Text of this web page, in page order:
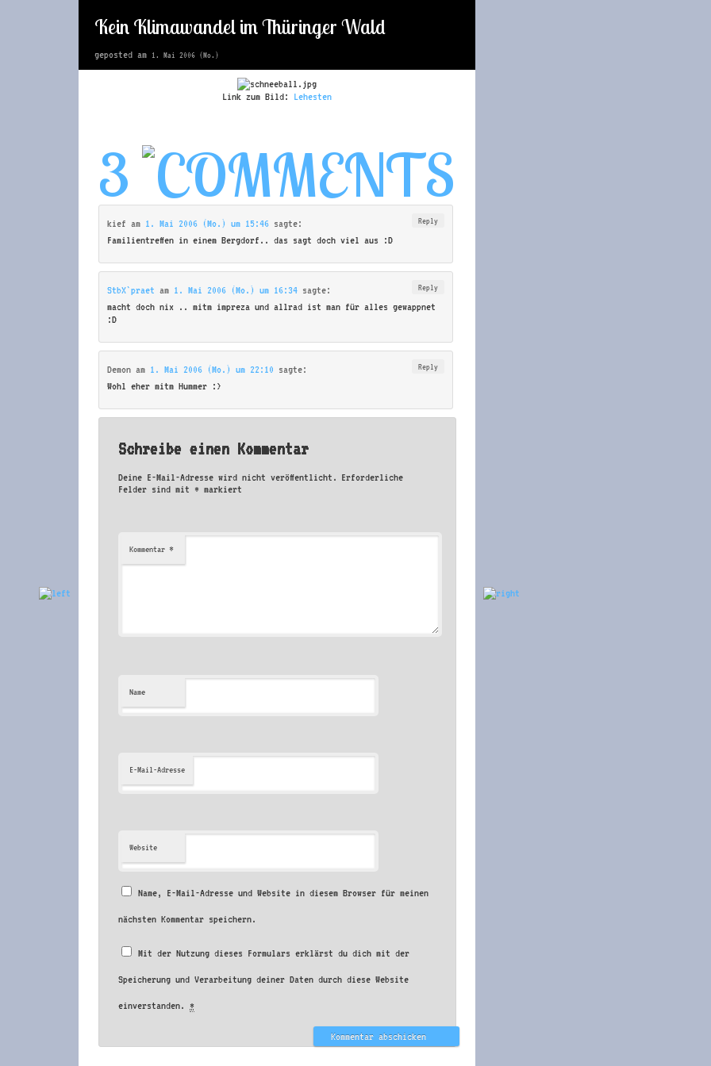
Kein Klimawandel im Thüringer Wald
geposted am 1. Mai 2006 (Mo.)
Link zum Bild: Lehesten
3
kief am 1. Mai 2006 (Mo.) um 15:46 sagte: Reply
Familientreffen in einem Bergdorf.. das sagt doch viel aus :D
StbX`praet am 1. Mai 2006 (Mo.) um 16:34 sagte: Reply
macht doch nix .. mitm impreza und allrad ist man für alles gewappnet
:D
Demon am 1. Mai 2006 (Mo.) um 22:10 sagte: Reply
Wohl eher mitm Hummer :>
Schreibe einen Kommentar
Deine E-Mail-Adresse wird nicht veröffentlicht. Erforderliche
Felder sind mit * markiert
Kommentar *
Name
E-Mail-Adresse
Website
Name, E-Mail-Adresse und Website in diesem Browser für meinen
nächsten Kommentar speichern.
Mit der Nutzung dieses Formulars erklärst du dich mit der
Speicherung und Verarbeitung deiner Daten durch diese Website
einverstanden. *